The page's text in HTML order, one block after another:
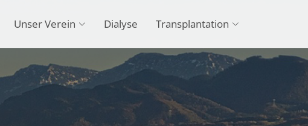
Unser Verein Dialyse Transplantation